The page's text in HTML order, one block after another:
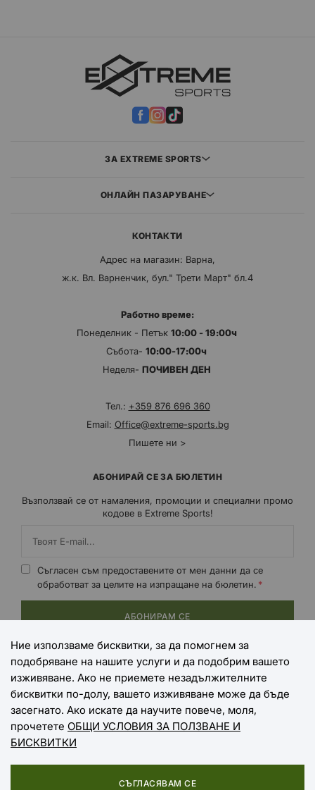
ЗА EXTREME SPORTS
ОНЛАЙН ПАЗАРУВАНЕ
КОНТАКТИ
Адрес на магазин: Варна,
ж.к. Вл. Варненчик, бул." Трети Март" бл.4
Работно време:
Понеделник - Петък 10:00 - 19:00ч
Събота- 10:00-17:00ч
Неделя- ПОЧИВЕН ДЕН
Тел.: +359 876 696 360
Email: Office@extreme-sports.bg
Пишете ни >
АБОНИРАЙ СЕ ЗА БЮЛЕТИН
Възползвай се от намаления, промоции и специални промо
кодове в Extreme Sports!
Съгласен съм предоставените от мен данни да се
обработват за целите на изпращане на бюлетин.
АБОНИРАМ СЕ
НАЧИНИ НА ПЛАЩАНЕ
НАЧИНИ НА ДОСТАВКА
Ние използваме бисквитки, за да помогнем за
подобряване на нашите услуги и да подобрим вашето
изживяване. Ако не приемете незадължителните
бисквитки по-долу, вашето изживяване може да бъде
засегнато. Ако искате да научите повече, моля,
прочетете ОБЩИ УСЛОВИЯ ЗА ПОЛЗВАНЕ И
БИСКВИТКИ
СЪГЛАСЯВАМ СЕ